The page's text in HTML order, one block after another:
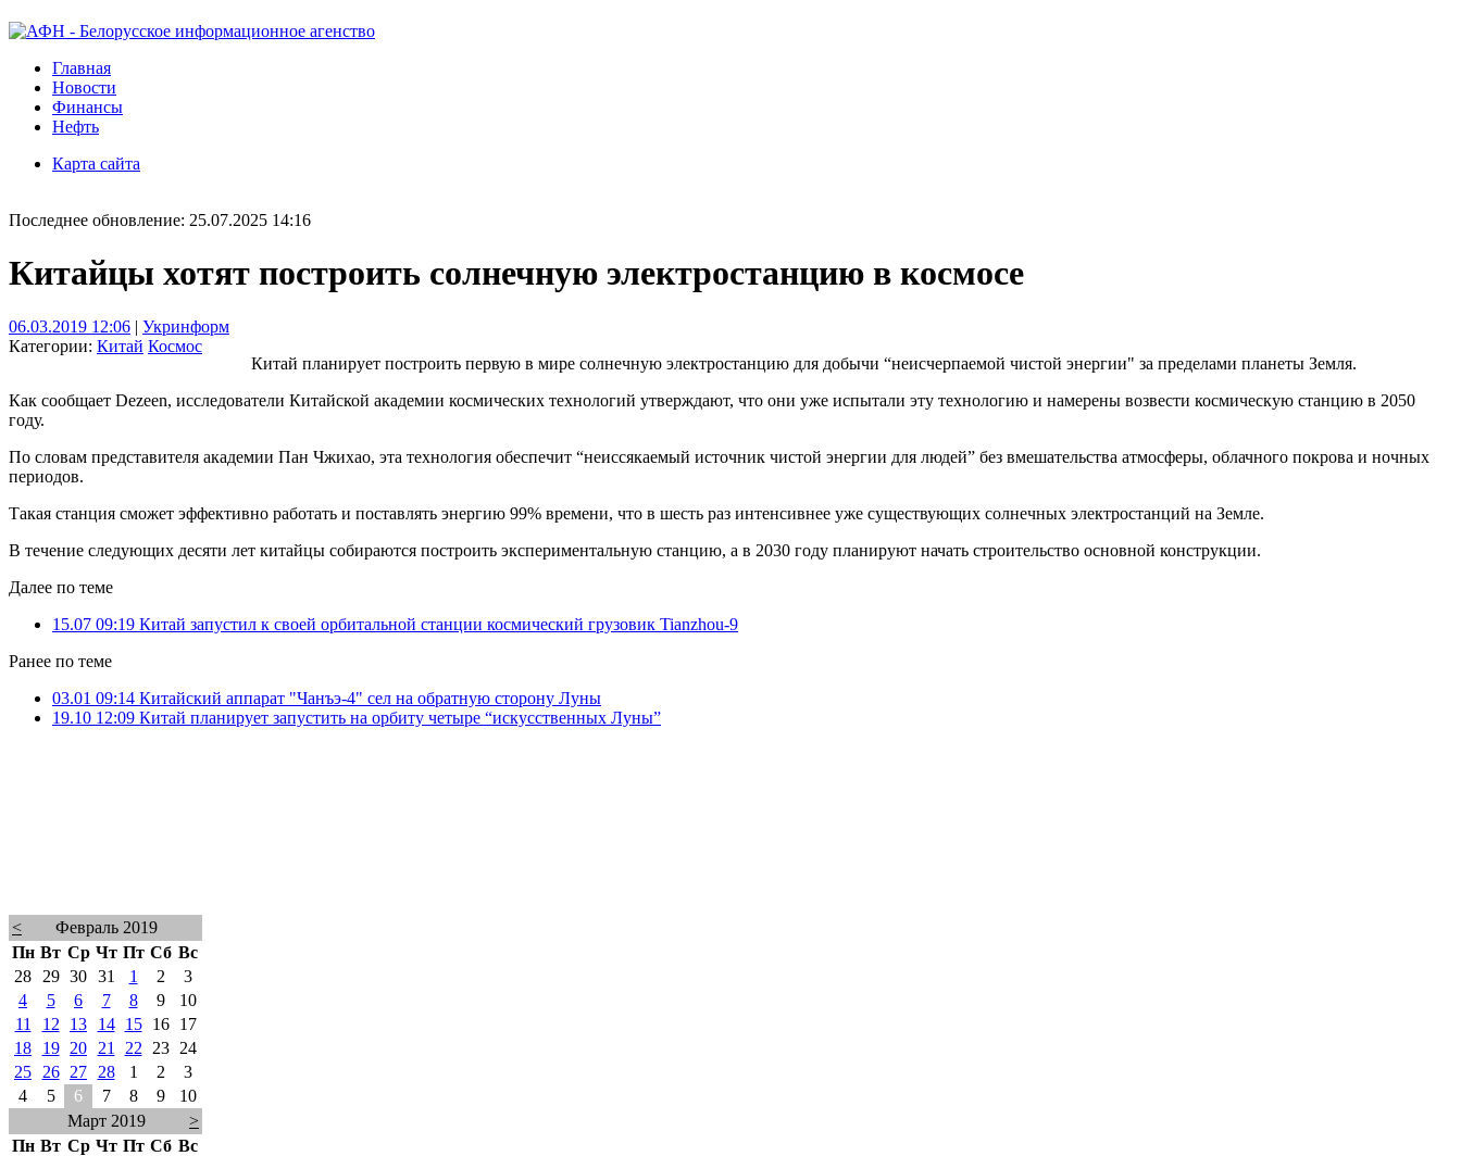
Главная
Новости
Финансы
Нефть
Карта сайта
Последнее обновление: 25.07.2025 14:16
Китайцы хотят построить солнечную электростанцию в космосе
06.03.2019 12:06 | Укринформ
Категории: Китай Космос
Китай планирует построить первую в мире солнечную электростанцию для добычи “неисчерпаемой чистой энергии" за пределами планеты Земля.
Как сообщает Dezeen, исследователи Китайской академии космических технологий утверждают, что они уже испытали эту технологию и намерены возвести космическую станцию в 2050
году.
По словам представителя академии Пан Чжихао, эта технология обеспечит “неиссякаемый источник чистой энергии для людей” без вмешательства атмосферы, облачного покрова и ночных
периодов.
Такая станция сможет эффективно работать и поставлять энергию 99% времени, что в шесть раз интенсивнее уже существующих солнечных электростанций на Земле.
В течение следующих десяти лет китайцы собираются построить экспериментальную станцию, а в 2030 году планируют начать строительство основной конструкции.
Далее по теме
15.07 09:19 Китай запустил к своей орбитальной станции космический грузовик Tianzhou-9
Ранее по теме
03.01 09:14 Китайский аппарат "Чанъэ-4" сел на обратную сторону Луны
19.10 12:09 Китай планирует запустить на орбиту четыре “искусственных Луны”
<
Февраль 2019
Пн Вт Ср Чт Пт Сб Вс
28
29 30 31 1 2
3
4
5 6 7 8 9
10
11
12 13 14 15 16
17
18
19 20 21 22 23
24
25
26 27 28 1 2
3
4
5 6 7 8 9
10
Март 2019
>
Пн Вт Ср Чт Пт Сб Вс